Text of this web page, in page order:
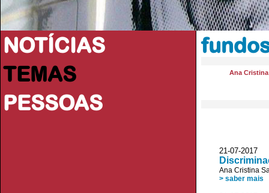
NOTÍCIAS
TEMAS
PESSOAS
Ana
21-07-2017
Ana Cristina
> saber mais